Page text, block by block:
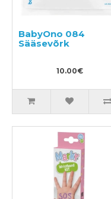
BabyOno 084
Sääsevõrk
10.00€